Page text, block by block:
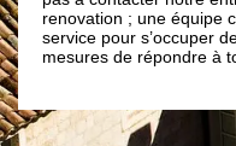
renovation ; une équipe
service pour s’occuper
mesures de répondre à